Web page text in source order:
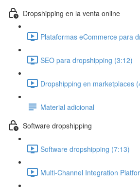
Dropshipping en la venta online
Plataformas eCommerce para
SEO para dropshipping (3:12)
Dropshipping en marketplaces
Material adicional
Software dropshipping
Software dropshipping (7:13)
Multi-Channel Integration